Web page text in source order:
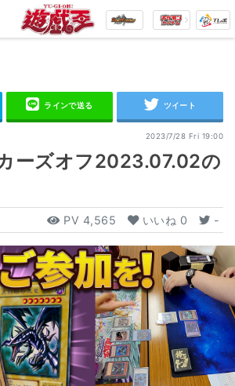
2023/7/28 Fri 19:00
ーズオフ2023.07.02の
PV 4,565 いいね 0 -